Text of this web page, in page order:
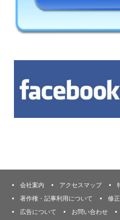
会社案内 アクセスマップ
著作権・記事利用について
修
広告について
お問い合わせ